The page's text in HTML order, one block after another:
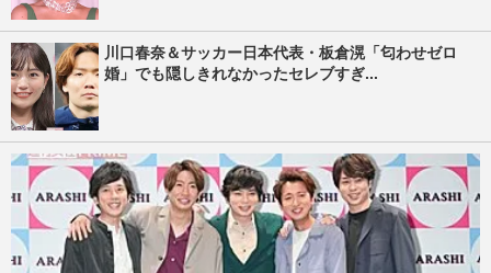
川口春奈＆サッカー日本代表・板倉滉「匂わせゼロ
婚」でも隠しきれなかったセレブすぎ...